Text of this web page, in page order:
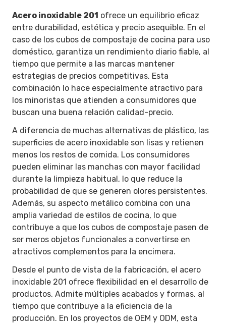
Acero inoxidable 201 ofrece un equilibrio eficaz
entre durabilidad, estética y precio asequible. En el
caso de los cubos de compostaje de cocina para uso
doméstico, garantiza un rendimiento diario fiable, al
tiempo que permite a las marcas mantener
estrategias de precios competitivas. Esta
combinación lo hace especialmente atractivo para
los minoristas que atienden a consumidores que
buscan una buena relación calidad-precio.
A diferencia de muchas alternativas de plástico, las
superficies de acero inoxidable son lisas y retienen
menos los restos de comida. Los consumidores
pueden eliminar las manchas con mayor facilidad
durante la limpieza habitual, lo que reduce la
probabilidad de que se generen olores persistentes.
Además, su aspecto metálico combina con una
amplia variedad de estilos de cocina, lo que
contribuye a que los cubos de compostaje pasen de
ser meros objetos funcionales a convertirse en
atractivos complementos para la encimera.
Desde el punto de vista de la fabricación, el acero
inoxidable 201 ofrece flexibilidad en el desarrollo de
productos. Admite múltiples acabados y formas, al
tiempo que contribuye a la eficiencia de la
producción. En los proyectos de OEM y ODM, esta